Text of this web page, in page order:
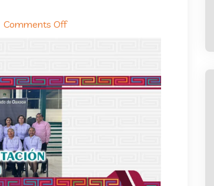
Comments Off